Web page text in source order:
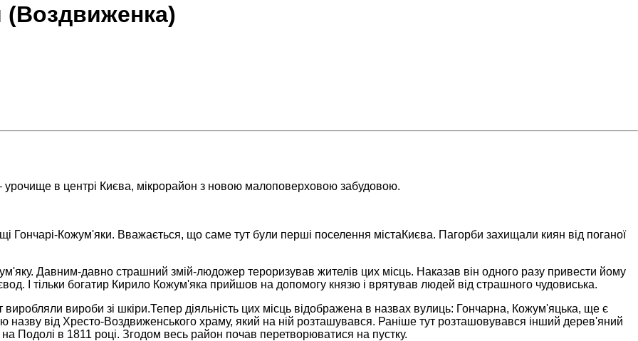
в центрі Києва, мікрорайон з новою малоповерховою забудовою.
Гончарі-Кожум'яки. Вважається, що саме тут були перші поселення містаКиєва. Пагорби захищали киян від поганої
Давним-давно страшний змій-людожер тероризував жителів цих місць. Наказав він одного разу привести йому
І тільки богатир Кирило Кожум'яка прийшов на допомогу князю і врятував людей від страшного чудовиська.
вироби зі шкіри.Тепер діяльність цих місць відображена в назвах вулиць: Гончарна, Кожум'яцька, ще є
назву від Хресто-Воздвиженського храму, який на ній розташувався. Раніше тут розташовувався інший дерев'яний
на Подолі в 1811 році. Згодом весь район почав перетворюватися на пустку.